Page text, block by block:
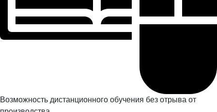
Возможность дистанционного обучения без отрыва от